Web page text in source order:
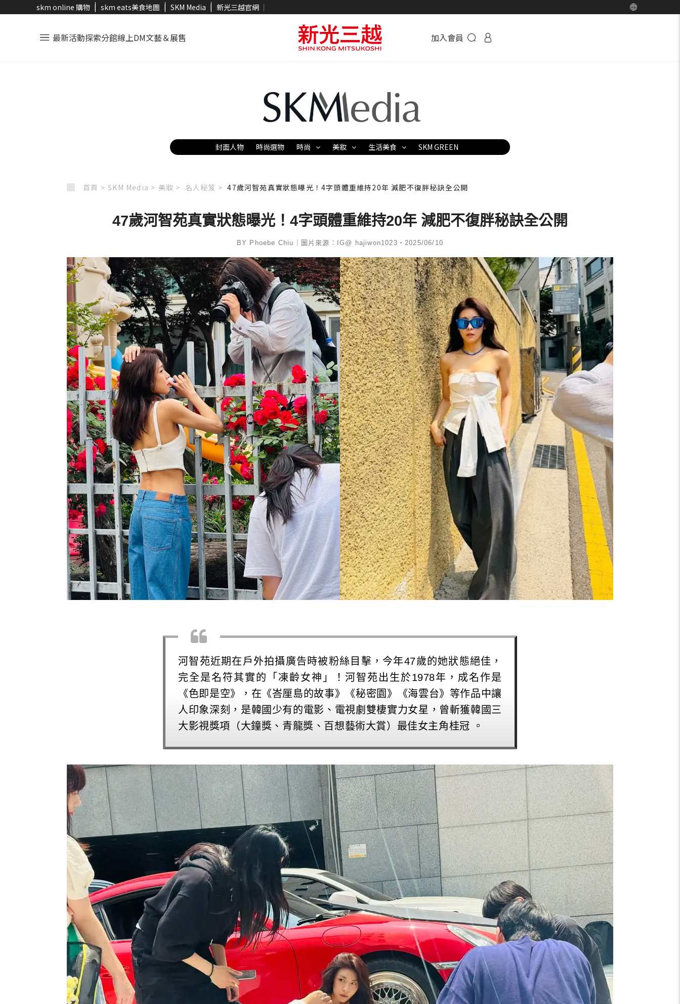
skm online 購物 skm eats美食地圖 SKM Media 新光三越官網
最新活動探索分館線上DM文藝＆展售 加入會員
封面人物 時尚選物 時尚 美妝 生活美食 SKM GREEN
首頁 > SKM Media > 美妝 > 名人秘笈 > 47歲河智苑真實狀態曝光！4字頭體重維持20年 減肥不復胖秘訣全公開
河智苑近期在戶外拍攝廣告時被粉絲目擊，今年47歲的她狀態絕佳，
完全是名符其實的「凍齡女神」！河智苑出生於1978年，成名作是
《色即是空》，在《峇厘島的故事》《秘密園》《海雲台》等作品中讓
人印象深刻，是韓國少有的電影、電視劇雙棲實力女星，曾斬獲韓國三
大影視獎項（大鐘獎、青龍獎、百想藝術大賞）最佳女主角桂冠 。
47歲河智苑真實狀態曝光！4字頭體重維持20年 減肥不復胖秘訣全公開
BY Phoebe Chiu｜圖片來源：IG@ hajiwon1023・2025/06/10